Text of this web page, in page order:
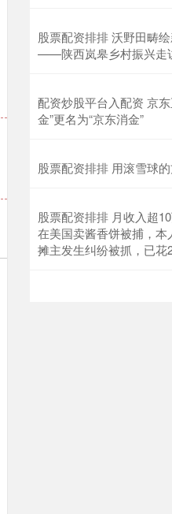
股票配资排排 沃野田畴
——陕西岚皋乡村振兴走
配资炒股平台入配资 京
金”更名为“京东消金”
股票配资排排 用滚雪球
股票配资排排 月收入超
在美国卖酱香饼被捕，
摊主发生纠纷被抓，已花